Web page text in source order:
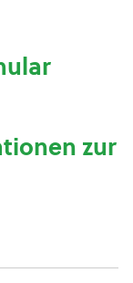
zur